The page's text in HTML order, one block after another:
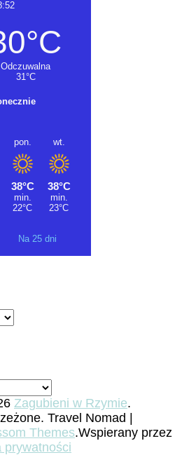
Na 25 dni
Zagubieni w Rzymie.
Travel Nomad |
Themes.Wspierany przez
prywatności